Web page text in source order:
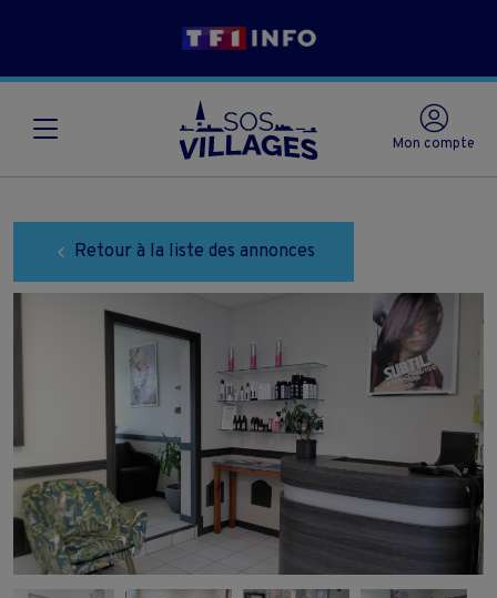
Mon compte
Retour à la liste des annonces